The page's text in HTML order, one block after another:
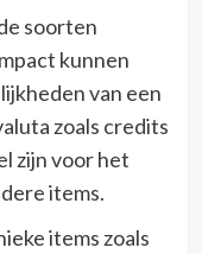
soorten
kunnen
van een
zoals credits
zijn voor het
items.
items zoals